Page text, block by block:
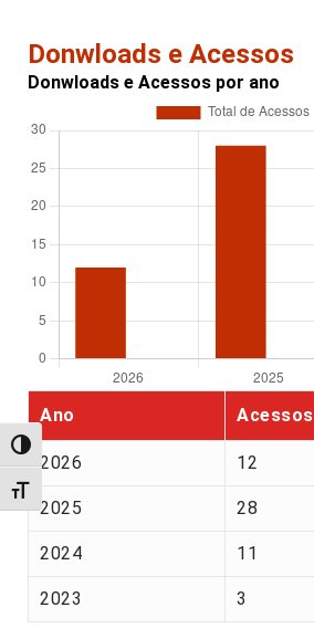
Alternar alto contraste
Alternar tamanho da fonte
Donwloads e Acessos
Donwloads e Acessos por ano
Ano Acessos
2026 12
2025 28
2024 11
2023 3